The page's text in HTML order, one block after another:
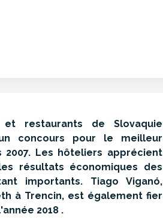
restaurants de Slovaquie
concours pour le meilleur
Les hôteliers apprécient
résultats économiques des
importants.
Tiago Viganó,
à Trencin, est également fier
2018 .